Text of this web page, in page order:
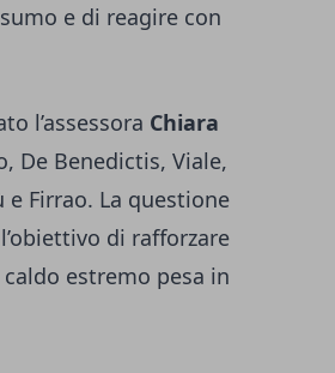
e di reagire con
l’assessora Chiara
De Benedictis, Viale,
e Firrao. La questione
di rafforzare
estremo pesa in